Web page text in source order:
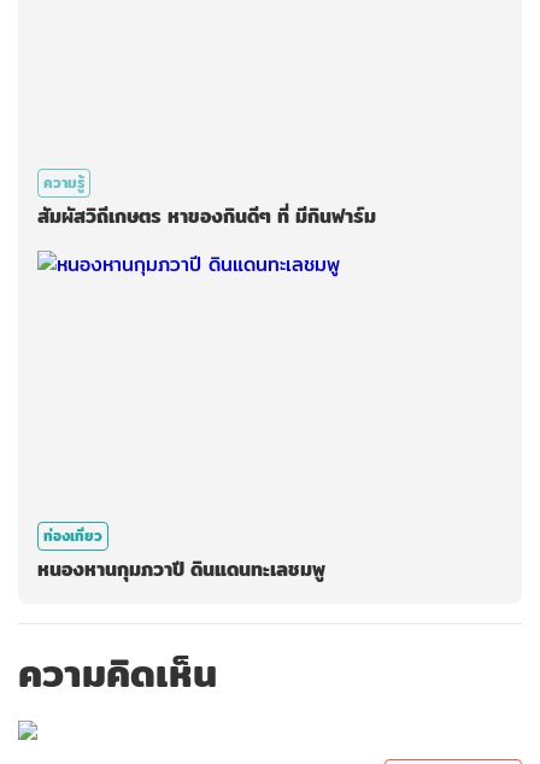
ความรู้
สัมผัสวิถีเกษตร หาของกินดีๆ ที่ มีกินฟาร์ม
ท่องเที่ยว
หนองหานกุมภวาปี ดินแดนทะเลชมพู
ความคิดเห็น